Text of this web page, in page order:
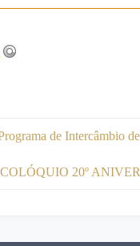
de Intercâmbio
COLÓQUIO 20º